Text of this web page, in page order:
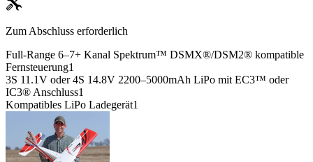
Zum Abschluss erforderlich
Full-Range 6–7+ Kanal Spektrum™ DSMX®/DSM2® kompatible
Fernsteuerung1
3S 11.1V oder 4S 14.8V 2200–5000mAh LiPo mit EC3™ oder
IC3® Anschluss1
Kompatibles LiPo Ladegerät1